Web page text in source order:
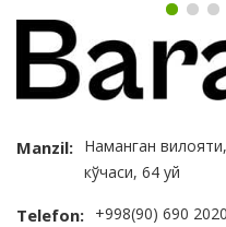
Manzil: Наманган
кўчаси, 64 уй
Telefon: +998(90) 690 2020